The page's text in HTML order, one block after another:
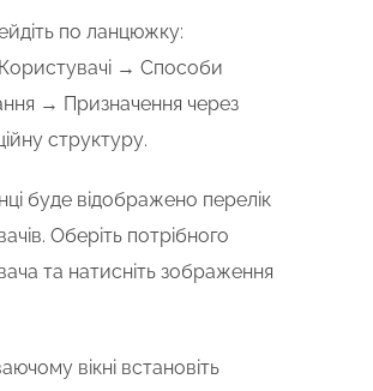
по ланцюжку:
Користувачі → Способи
→ Призначення через
структуру.
буде відображено перелік
Оберіть потрібного
та натисніть зображення
вікні встановіть